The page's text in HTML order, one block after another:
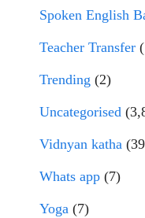
Spoken English
Teacher Transfer
Trending (2)
Uncategorised
Vidnyan katha
Whats app (7)
Yoga (7)